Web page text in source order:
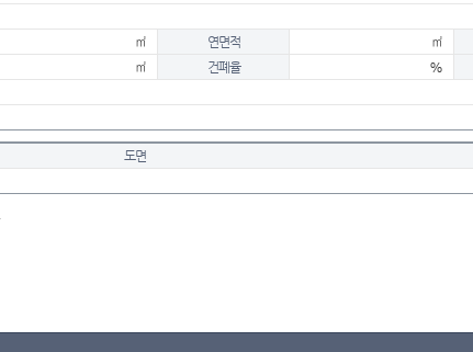
㎡ 연면적 ㎡
㎡ 건폐율 %
도면